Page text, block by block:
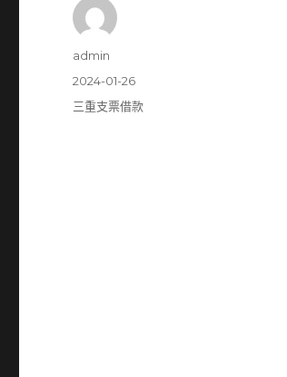
作
admin
發
佈
2024-01-26
分
三重支票借款